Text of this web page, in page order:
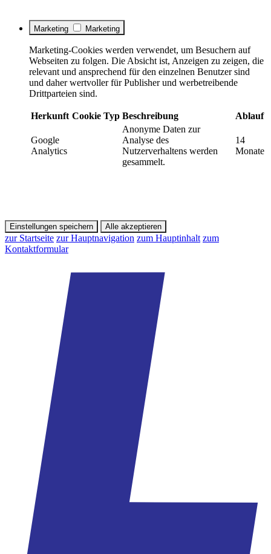
Marketing Marketing
Marketing-Cookies werden verwendet, um Besuchern auf
Webseiten zu folgen. Die Absicht ist, Anzeigen zu zeigen, die
relevant und ansprechend für den einzelnen Benutzer sind
und daher wertvoller für Publisher und werbetreibende
Drittparteien sind.
Herkunft Cookie Typ Beschreibung Ablauf
Google
Analytics
Anonyme Daten zur
Analyse des
Nutzerverhaltens werden
gesammelt.
14
Monate
Einstellungen speichern Alle akzeptieren
zur Startseite zur Hauptnavigation zum Hauptinhalt zum
Kontaktformular